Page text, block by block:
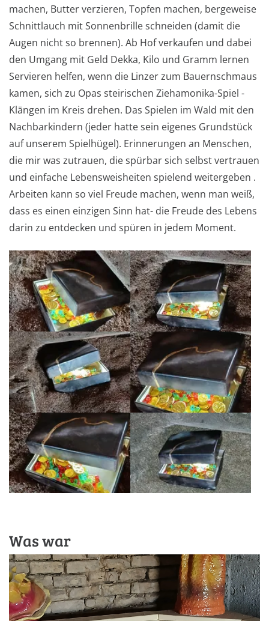
machen, Butter verzieren, Topfen machen, bergeweise
Schnittlauch mit Sonnenbrille schneiden (damit die
Augen nicht so brennen). Ab Hof verkaufen und dabei
den Umgang mit Geld Dekka, Kilo und Gramm lernen
Servieren helfen, wenn die Linzer zum Bauernschmaus
kamen, sich zu Opas steirischen Ziehamonika-Spiel -
Klängen im Kreis drehen. Das Spielen im Wald mit den
Nachbarkindern (jeder hatte sein eigenes Grundstück
auf unserem Spielhügel). Erinnerungen an Menschen,
die mir was zutrauen, die spürbar sich selbst vertrauen
und einfache Lebensweisheiten spielend weitergeben .
Arbeiten kann so viel Freude machen, wenn man weiß,
dass es einen einzigen Sinn hat- die Freude des Lebens
darin zu entdecken und spüren in jedem Moment.
Was war